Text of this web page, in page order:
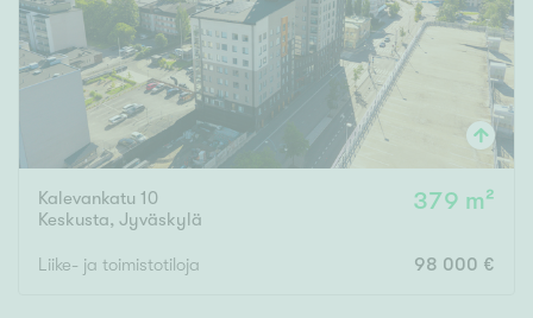
Kalevankatu 10
Keskusta, Jyväskylä
379 m²
Liike- ja toimistotiloja 98 000 €